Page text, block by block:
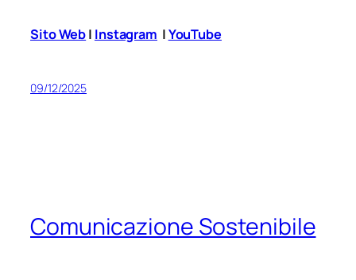
Sito Web| Instagram |YouTube
09/12/2025
Comunicazione Sostenibile